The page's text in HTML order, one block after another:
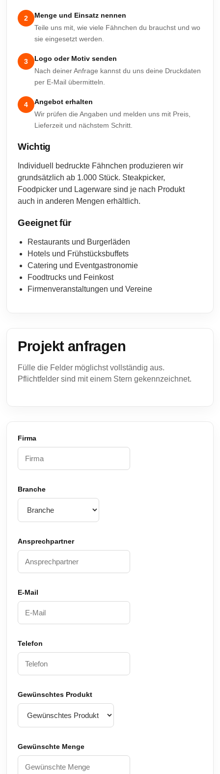
2
Menge und Einsatz nennen
Teile uns mit, wie viele Fähnchen du brauchst und wo
sie eingesetzt werden.
3
Logo oder Motiv senden
Nach deiner Anfrage kannst du uns deine Druckdaten
per E-Mail übermitteln.
4
Angebot erhalten
Wir prüfen die Angaben und melden uns mit Preis,
Lieferzeit und nächstem Schritt.
Wichtig
Individuell bedruckte Fähnchen produzieren wir
grundsätzlich ab 1.000 Stück. Steakpicker,
Foodpicker und Lagerware sind je nach Produkt
auch in anderen Mengen erhältlich.
Geeignet für
Restaurants und Burgerläden
Hotels und Frühstücksbuffets
Catering und Eventgastronomie
Foodtrucks und Feinkost
Firmenveranstaltungen und Vereine
Projekt anfragen
Fülle die Felder möglichst vollständig aus.
Pflichtfelder sind mit einem Stern gekennzeichnet.
Firma
Branche
Ansprechpartner
E-Mail
Telefon
Gewünschtes Produkt
Gewünschte Menge